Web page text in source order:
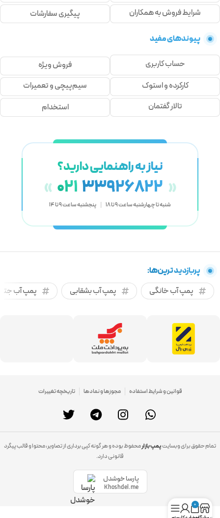
شرایط فروش به همکاران
پیگیری سفارشات
پیوندهای مفید
حساب کاربری
فروش ویژه
کارکرده و استوک
سیم‌پیچی و تعمیرات
تالار گفتمان
استخدام
نیاز به راهنمایی دارید؟
« 021 33926822 »
شنبه تا چهارشنبه ساعت 9 تا 18 | پنجشنبه ساعت 9 تا 14
پربازدید ترین‌ها:
پمپ آب خانگی
پمپ آب بشقابی پمپ آب
قوانین و شرایط استفاده مجوزها و نمادها تاریخچه تغییرات
تمام حقوق برای وبسایتپمپ بازارمحفوظ بوده و هر گونه کپی برداری از تصاویر، محتوا و قالب پیگرد
قانونی دارد.
پارسا خوشدل
Khoshdel.me
0